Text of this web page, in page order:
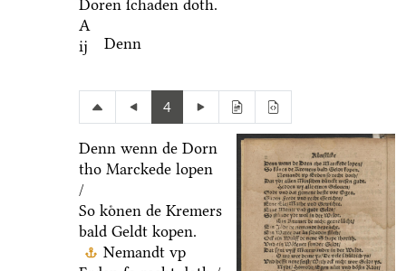
Doren ſchaden doth.
A
ij
Denn
4
Denn wenn de Dorn
tho Marckede lopen
/
So koͤnen de Kremers
bald Geldt kopen.
Nemandt vp